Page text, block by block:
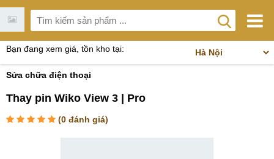
Bạn đang xem giá, tồn kho tại:
Sửa chữa điện thoại
Thay pin Wiko View 3 | Pro
(0 đánh giá)